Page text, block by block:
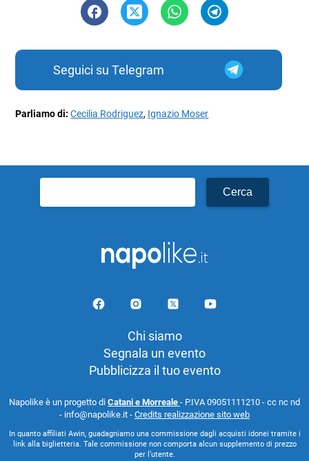
Seguici su Telegram
Parliamo di:Cecilia Rodriguez, Ignazio Moser
per:
Chi siamo
Segnala un evento
Pubblicizza il tuo evento
Napolike è un progetto di Catani e Morreale - P.IVA 09051111210 - cc nc nd
- info@napolike.it - Credits realizzazione sito web
In quanto affiliati Awin, guadagniamo una commissione dagli acquisti idonei tramite i
link alla biglietteria. Tale commissione non comporta alcun supplemento di prezzo
per l’utente.